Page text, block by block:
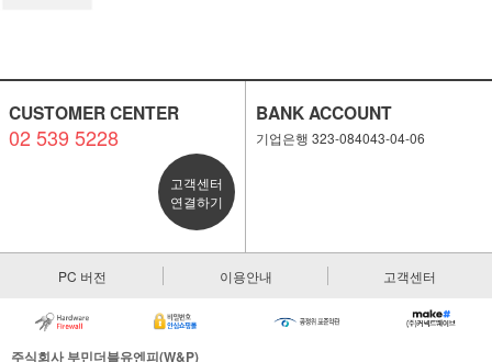
CUSTOMER CENTER
02 539 5228
고객센터
연결하기
BANK ACCOUNT
기업은행 323-084043-04-06
PC 버전 이용안내 고객센터
주식회사 부민더블유엔피(W&P)